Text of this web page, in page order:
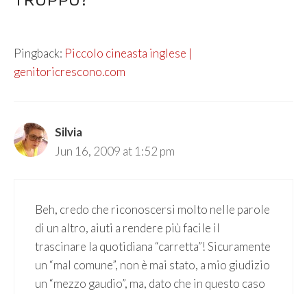
Pingback: Piccolo cineasta inglese |
genitoricrescono.com
Silvia
Jun 16, 2009 at 1:52 pm
Beh, credo che riconoscersi molto nelle parole
di un altro, aiuti a rendere più facile il
trascinare la quotidiana “carretta”! Sicuramente
un “mal comune”, non è mai stato, a mio giudizio
un “mezzo gaudio”, ma, dato che in questo caso